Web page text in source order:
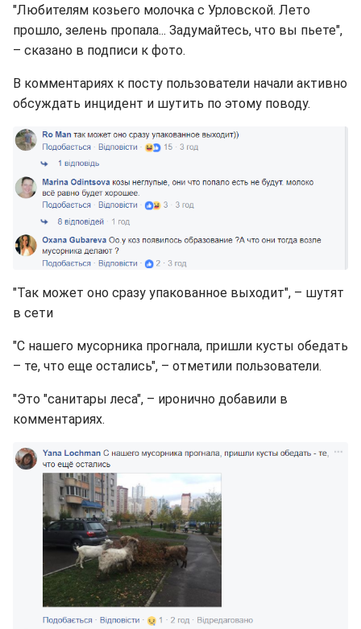
"Любителям козьего молочка с Урловской. Лето
прошло, зелень пропала... Задумайтесь, что вы пьете",
– сказано в подписи к фото.
В комментариях к посту пользователи начали активно
обсуждать инцидент и шутить по этому поводу.
"Так может оно сразу упакованное выходит", – шутят
в сети
"С нашего мусорника прогнала, пришли кусты обедать
– те, что еще остались", – отметили пользователи.
"Это "санитары леса", – иронично добавили в
комментариях.